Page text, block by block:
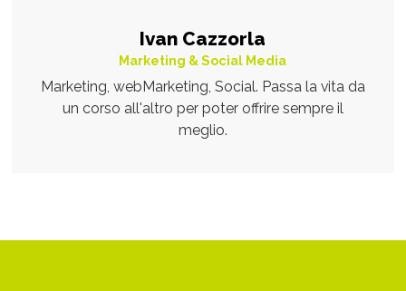
Ivan Cazzorla
Marketing & Social Media
Marketing, webMarketing, Social. Passa la vita da
un corso all'altro per poter offrire sempre il
meglio.